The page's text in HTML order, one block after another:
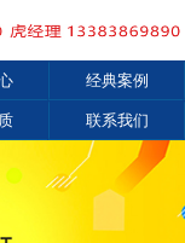
经典案例
联系我们